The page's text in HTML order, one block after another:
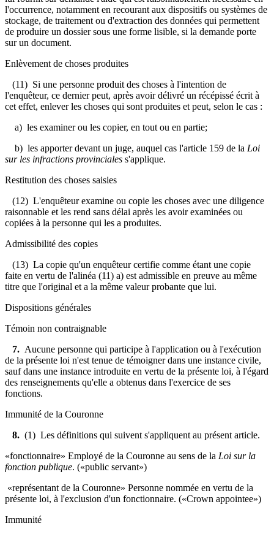
l'occurrence, notamment en recourant aux dispositifs ou systèmes de
stockage, de traitement ou d'extraction des données qui permettent
de produire un dossier sous une forme lisible, si la demande porte
sur un document.
Enlèvement de choses produites
(11) Si une personne produit des choses à l'intention de
l'enquêteur, ce dernier peut, après avoir délivré un récépissé écrit à
cet effet, enlever les choses qui sont produites et peut, selon le cas :
a) les examiner ou les copier, en tout ou en partie;
b) les apporter devant un juge, auquel cas l'article 159 de la Loi
sur les infractions provinciales s'applique.
Restitution des choses saisies
(12) L'enquêteur examine ou copie les choses avec une diligence
raisonnable et les rend sans délai après les avoir examinées ou
copiées à la personne qui les a produites.
Admissibilité des copies
(13) La copie qu'un enquêteur certifie comme étant une copie
faite en vertu de l'alinéa (11) a) est admissible en preuve au même
titre que l'original et a la même valeur probante que lui.
Dispositions générales
Témoin non contraignable
7. Aucune personne qui participe à l'application ou à l'exécution
de la présente loi n'est tenue de témoigner dans une instance civile,
sauf dans une instance introduite en vertu de la présente loi, à l'égard
des renseignements qu'elle a obtenus dans l'exercice de ses
fonctions.
Immunité de la Couronne
8. (1) Les définitions qui suivent s'appliquent au présent article.
«fonctionnaire» Employé de la Couronne au sens de la Loi sur la
fonction publique. («public servant»)
«représentant de la Couronne» Personne nommée en vertu de la
présente loi, à l'exclusion d'un fonctionnaire. («Crown appointee»)
Immunité